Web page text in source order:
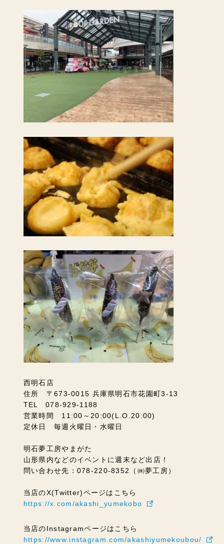
西明石店
住所 〒673-0015 兵庫県明石市花園町3-13
TEL 078-929-1188
営業時間 11:00～20:00(L.O.20:00)
定休日 毎週火曜日・水曜日
明石夢工房やまがた
山形県内などのイベントに週末など出店！
問い合わせ先：078-220-8352（㈱夢工房）
当店のX(Twitter)ページはこちら
https://x.com/akashi_yumekobo
当店のInstagramページはこちら
https://www.instagram.com/akashiyumekoubou/